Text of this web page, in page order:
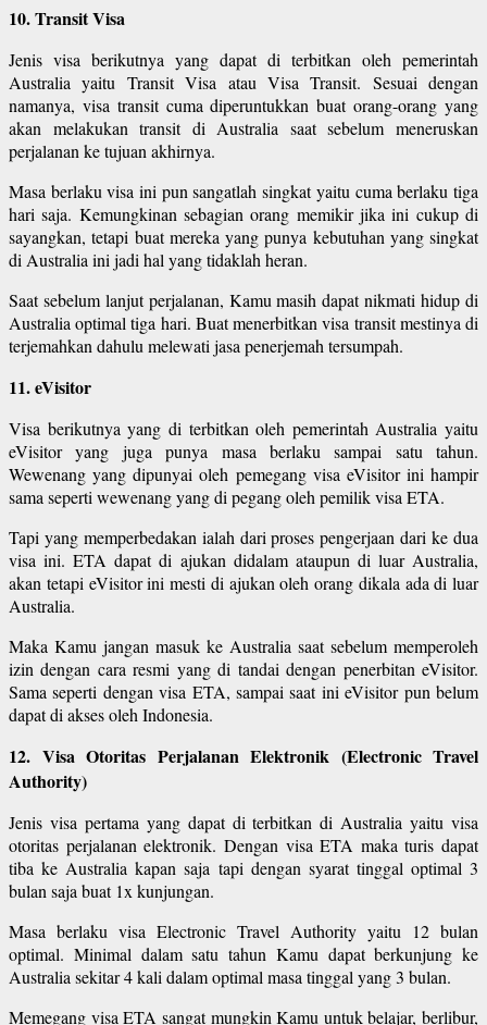
10. Transit Visa
Jenis visa berikutnya yang dapat di terbitkan oleh pemerintah
Australia yaitu Transit Visa atau Visa Transit. Sesuai dengan
namanya, visa transit cuma diperuntukkan buat orang-orang yang
akan melakukan transit di Australia saat sebelum meneruskan
perjalanan ke tujuan akhirnya.
Masa berlaku visa ini pun sangatlah singkat yaitu cuma berlaku tiga
hari saja. Kemungkinan sebagian orang memikir jika ini cukup di
sayangkan, tetapi buat mereka yang punya kebutuhan yang singkat
di Australia ini jadi hal yang tidaklah heran.
Saat sebelum lanjut perjalanan, Kamu masih dapat nikmati hidup di
Australia optimal tiga hari. Buat menerbitkan visa transit mestinya di
terjemahkan dahulu melewati jasa penerjemah tersumpah.
11. eVisitor
Visa berikutnya yang di terbitkan oleh pemerintah Australia yaitu
eVisitor yang juga punya masa berlaku sampai satu tahun.
Wewenang yang dipunyai oleh pemegang visa eVisitor ini hampir
sama seperti wewenang yang di pegang oleh pemilik visa ETA.
Tapi yang memperbedakan ialah dari proses pengerjaan dari ke dua
visa ini. ETA dapat di ajukan didalam ataupun di luar Australia,
akan tetapi eVisitor ini mesti di ajukan oleh orang dikala ada di luar
Australia.
Maka Kamu jangan masuk ke Australia saat sebelum memperoleh
izin dengan cara resmi yang di tandai dengan penerbitan eVisitor.
Sama seperti dengan visa ETA, sampai saat ini eVisitor pun belum
dapat di akses oleh Indonesia.
12. Visa Otoritas Perjalanan Elektronik (Electronic Travel
Authority)
Jenis visa pertama yang dapat di terbitkan di Australia yaitu visa
otoritas perjalanan elektronik. Dengan visa ETA maka turis dapat
tiba ke Australia kapan saja tapi dengan syarat tinggal optimal 3
bulan saja buat 1x kunjungan.
Masa berlaku visa Electronic Travel Authority yaitu 12 bulan
optimal. Minimal dalam satu tahun Kamu dapat berkunjung ke
Australia sekitar 4 kali dalam optimal masa tinggal yang 3 bulan.
Memegang visa ETA sangat mungkin Kamu untuk belajar, berlibur,